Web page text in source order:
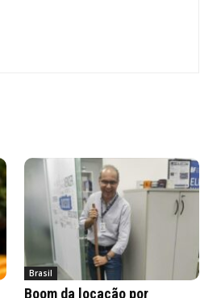
Brasil
Boom da locação por